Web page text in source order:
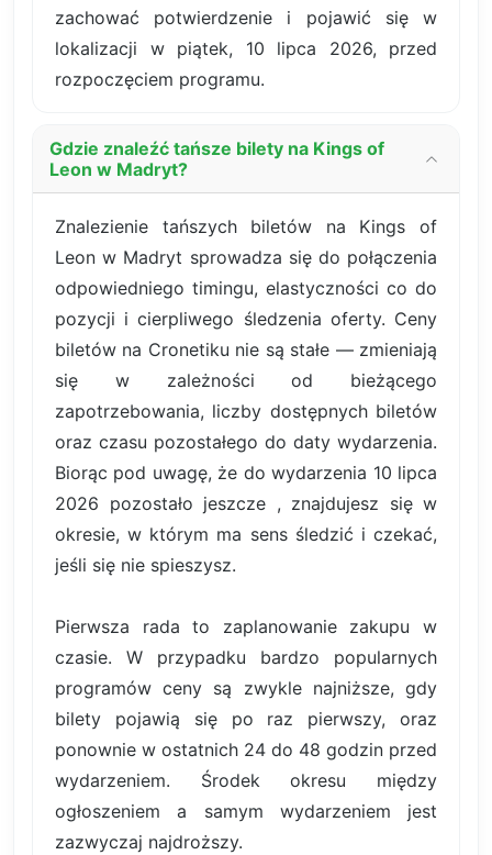
zachować potwierdzenie i pojawić się w
lokalizacji w piątek, 10 lipca 2026, przed
rozpoczęciem programu.
Gdzie znaleźć tańsze bilety na Kings of
Leon w Madryt?
Znalezienie tańszych biletów na Kings of
Leon w Madryt sprowadza się do połączenia
odpowiedniego timingu, elastyczności co do
pozycji i cierpliwego śledzenia oferty. Ceny
biletów na Cronetiku nie są stałe — zmieniają
się w zależności od bieżącego
zapotrzebowania, liczby dostępnych biletów
oraz czasu pozostałego do daty wydarzenia.
Biorąc pod uwagę, że do wydarzenia 10 lipca
2026 pozostało jeszcze , znajdujesz się w
okresie, w którym ma sens śledzić i czekać,
jeśli się nie spieszysz.
Pierwsza rada to zaplanowanie zakupu w
czasie. W przypadku bardzo popularnych
programów ceny są zwykle najniższe, gdy
bilety pojawią się po raz pierwszy, oraz
ponownie w ostatnich 24 do 48 godzin przed
wydarzeniem. Środek okresu między
ogłoszeniem a samym wydarzeniem jest
zazwyczaj najdroższy.